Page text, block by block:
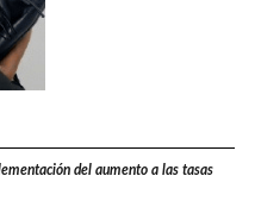
del aumento a las tasas